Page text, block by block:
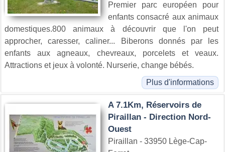
Premier parc européen pour
enfants consacré aux animaux
domestiques.800 animaux à découvrir que l'on peut
approcher, caresser, caliner... Biberons donnés par les
enfants aux agneaux, chevreaux, porcelets et veaux.
Attractions et jeux à volonté. Nurserie, change bébés.
Plus d'informations
A 7.1Km, Réservoirs de
Piraillan - Direction Nord-
Ouest
Piraillan - 33950 Lège-Cap-